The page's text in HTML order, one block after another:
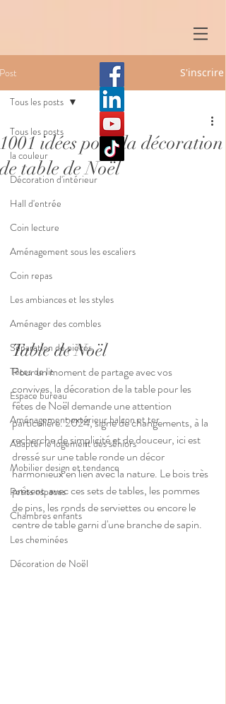
Post S'inscrire
Tous les posts
la couleur
Décoration d'intérieur
Hall d'entrée
Coin lecture
Aménagement sous les escaliers
Coin repas
Les ambiances et les styles
Aménager des combles
Séparation de pièces
Têtes de lit
Espace bureau
Aménagement extérieur balcon et ter
Adapter le logement des séniors
Mobilier design et tendance
Petits espaces
Chambres enfants
Les cheminées
Décoration de Noël
Tous les posts
1001 idées pour la décoration
de table de Noël
Table de Noël
Pour un moment de partage avec vos
convives, la décoration de la table pour les
fêtes de Noël demande une attention
particulière. 2024, signe de changements, à la
recherche de simplicité et de douceur, ici est
dressé sur une table ronde un décor
harmonieux en lien avec la nature. Le bois très
présent  avec ces sets de tables, les pommes
de pins, les ronds de serviettes ou encore le
centre de table garni d'une branche de sapin.